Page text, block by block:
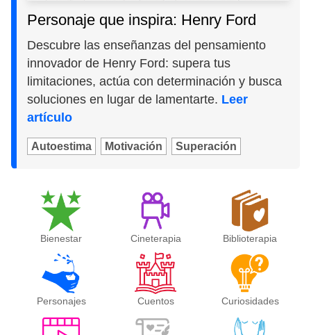
Personaje que inspira: Henry Ford
Descubre las enseñanzas del pensamiento
innovador de Henry Ford: supera tus
limitaciones, actúa con determinación y busca
soluciones en lugar de lamentarte. Leer
artículo
Autoestima Motivación Superación
Bienestar Cineterapia Biblioterapia
Personajes Cuentos Curiosidades